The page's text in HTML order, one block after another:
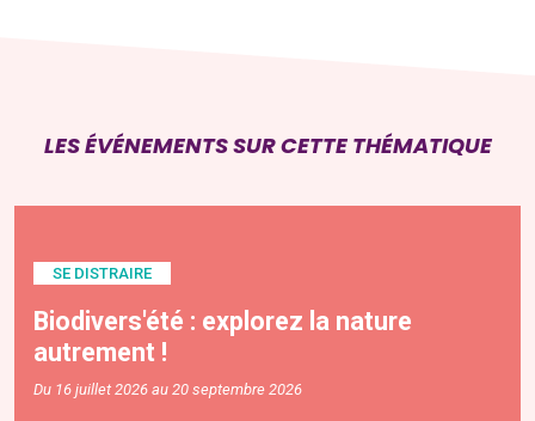
LES ÉVÉNEMENTS SUR CETTE THÉMATIQUE
SE DISTRAIRE
Biodivers'été : explorez la nature
autrement !
Du 16 juillet 2026 au 20 septembre 2026